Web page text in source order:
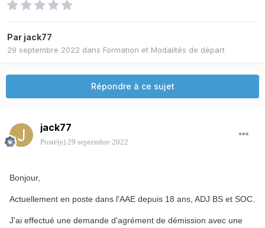
Par jack77
29 septembre 2022 dans Formation et Modalités de départ
Répondre à ce sujet
jack77
Posté(e) 29 septembre 2022
Bonjour,
Actuellement en poste dans l'AAE depuis 18 ans, ADJ BS et SOC.
J'ai effectué une demande d'agrément de démission avec une